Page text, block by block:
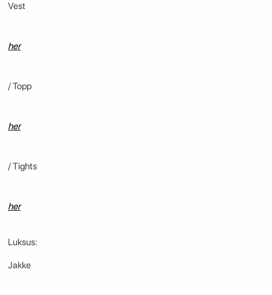
Vest
her
/ Topp
her
/ Tights
her
Luksus:
Jakke